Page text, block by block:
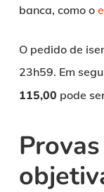
banca, como o
O pedido de
23h59. Em
115,00 pode